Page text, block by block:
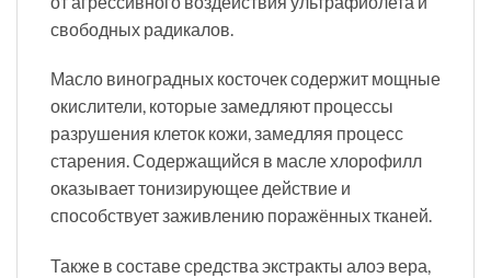
свободных радикалов.
Масло виноградных косточек содержит мощные
окислители, которые замедляют процессы
разрушения клеток кожи, замедляя процесс
старения. Содержащийся в масле хлорофилл
оказывает тонизирующее действие и
способствует заживлению поражённых тканей.
Также в составе средства экстракты алоэ вера,